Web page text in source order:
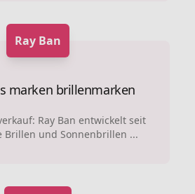
Ray Ban
marken brillenmarken
Ray Ban entwickelt seit
Brillen und Sonnenbrillen ...